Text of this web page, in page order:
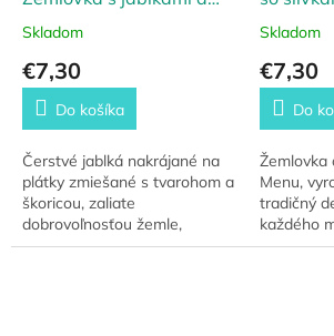
škoricou
Skladom
€7,30
Do košíka
Čerstvé jablká nakrájané na
plátky zmiešané s tvarohom a
škoricou, zaliate
dobrovoľnosťou žemle,
mliekom a maslom, tvoria tú
Skladom
€7,30
Do
Žemlovka
Menu,
tradičný
každého